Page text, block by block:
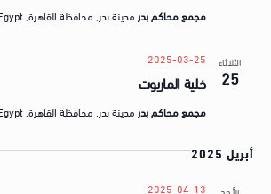
مجمع محاكم بدر مدينة بدر, محافظة القاهرة, Egypt
الثلاثاء
25 خلية الماريوت
2025-03-25
مجمع محاكم بدر مدينة بدر, محافظة القاهرة, Egypt
أبريل 2025
2025-04-13